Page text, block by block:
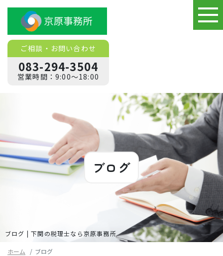
ご相談 ・ お問い合わせ
083-294-3504
営業時間：9:00～18:00
ブログ
ブログ | 下関の税理士なら京原事務所
ホーム ブログ